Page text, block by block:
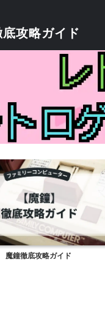
攻略ガイド
魔鐘徹底攻略ガイド